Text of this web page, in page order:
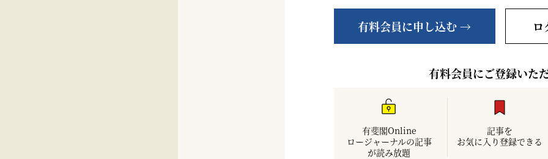
有料会員に申し込む → ロ
有料会員にご登録いた
有斐閣Online
ロージャーナルの記事
が読み放題
記事を
お気に入り登録できる